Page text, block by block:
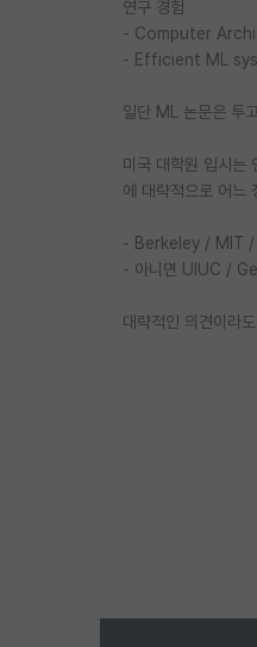
연구 경험
- Computer
- Efficient ML
일단 ML 논문은 투
미국 대학원 입시는
에 대략적으로 어느
- Berkeley / MIT /
- 아니면 UIUC /
대략적인 의견이라